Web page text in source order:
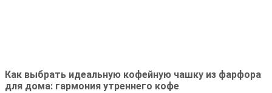
Как выбрать идеальную кофейную чашку из фарфора
для дома: гармония утреннего кофе